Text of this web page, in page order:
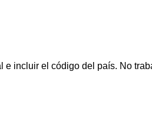
e incluir el código del país. No